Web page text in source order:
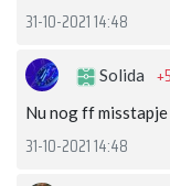
31-10-2021 14:48
Solida
Nu nog ff
31-10-2021 14:48